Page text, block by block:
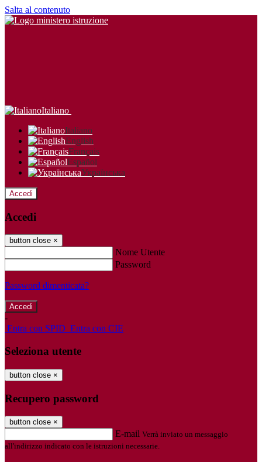
Salta al contenuto
Italiano
Italiano
English
Français
Español
Українська
Accedi
Accedi
button close ×
Nome Utente
Password
Password dimenticata?
-
Entra con SPID Entra con CIE
Seleziona utente
button close ×
Recupero password
button close ×
E-mail Verrà inviato un messaggio
all'indirizzo indicato con le istruzioni necessarie.